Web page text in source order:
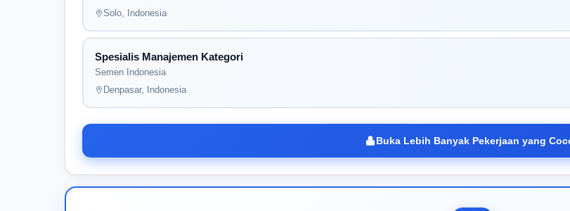
Solo, Indonesia
Spesialis Manajemen Kategori
Semen Indonesia
Denpasar, Indonesia
Buka Lebih Banyak Pekerjaan yang